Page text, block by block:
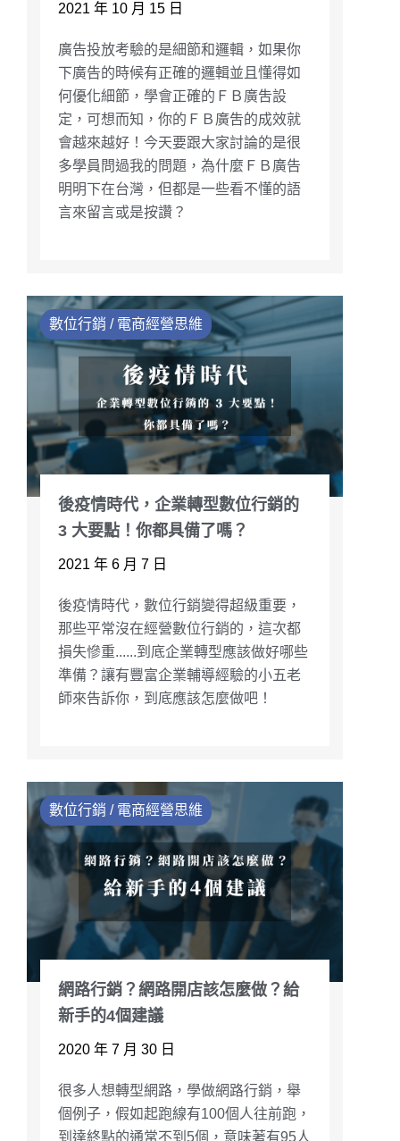
2021 年 10 月 15 日
廣告投放考驗的是細節和邏輯，如果你
下廣告的時候有正確的邏輯並且懂得如
何優化細節，學會正確的ＦＢ廣吿設
定，可想而知，你的ＦＢ廣吿的成效就
會越來越好！今天要跟大家討論的是很
多學員問過我的問題，為什麼ＦＢ廣告
明明下在台灣，但都是一些看不懂的語
言來留言或是按讚？
數位行銷 / 電商經營思維
後疫情時代，企業轉型數位行銷的
3 大要點！你都具備了嗎？
2021 年 6 月 7 日
後疫情時代，數位行銷變得超級重要，
那些平常沒在經營數位行銷的，這次都
損失慘重......到底企業轉型應該做好哪些
準備？讓有豐富企業輔導經驗的小五老
師來告訴你，到底應該怎麼做吧！
數位行銷 / 電商經營思維
網路行銷？網路開店該怎麼做？給
新手的4個建議
2020 年 7 月 30 日
很多人想轉型網路，學做網路行銷，舉
個例子，假如起跑線有100個人往前跑，
到達終點的通常不到5個，意味著有95人